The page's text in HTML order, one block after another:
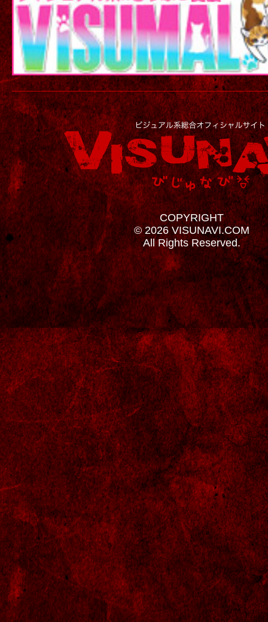
COPYRIGHT
© 2026 VISUNAVI.COM
All Rights Reserved.